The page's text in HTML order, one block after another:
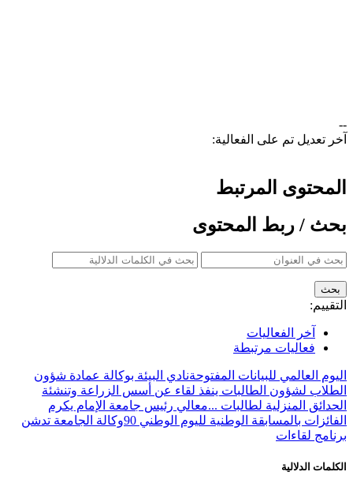
--
آخر تعديل تم على الفعالية:
المحتوى المرتبط
بحث / ربط المحتوى
التقييم:
آخر الفعاليات
فعاليات مرتبطة
اليوم العالمي للبيانات المفتوحةنادي البيئة بوكالة عمادة شؤون
الطلاب لشؤون الطالبات ينفذ لقاء عن أسس الزراعة وتنشئة
الحدائق المنزلية لطالبات ...معالي رئيس جامعة الإمام يكرم
الفائزات بالمسابقة الوطنية لليوم الوطني 90
وكالة الجامعة تدشن
برنامج لقاءات
الكلمات الدلالية